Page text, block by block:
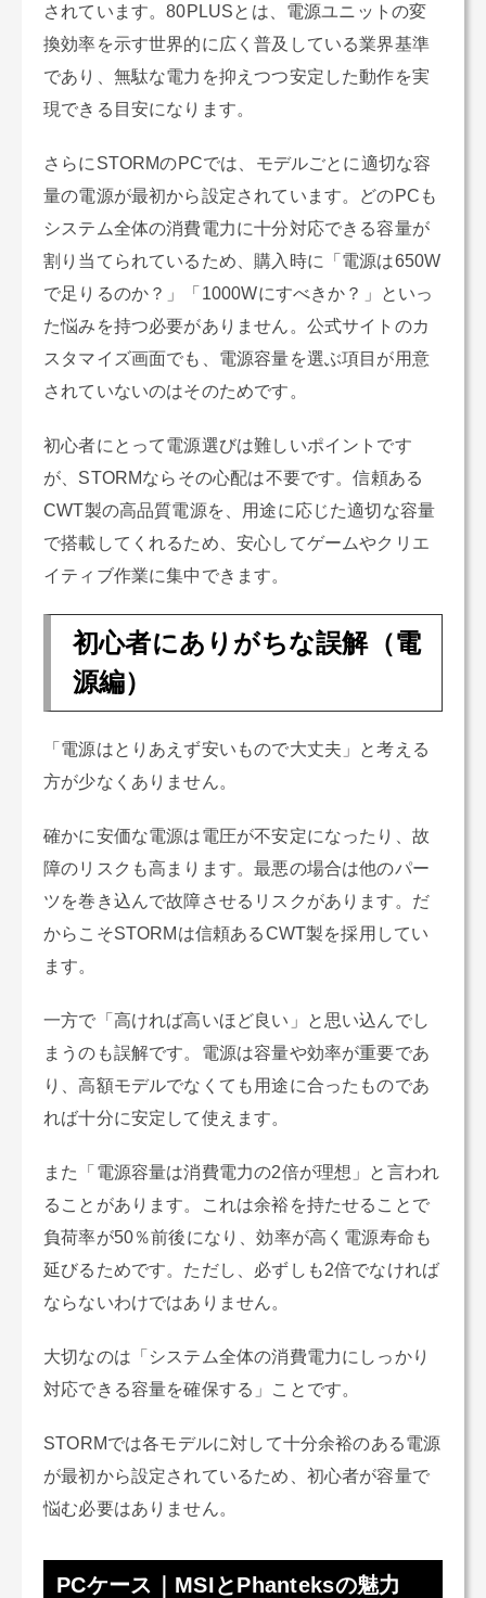
されています。80PLUSとは、電源ユニットの変
換効率を示す世界的に広く普及している業界基準
であり、無駄な電力を抑えつつ安定した動作を実
現できる目安になります。
さらにSTORMのPCでは、モデルごとに適切な容
量の電源が最初から設定されています。どのPCも
システム全体の消費電力に十分対応できる容量が
割り当てられているため、購入時に「電源は650W
で足りるのか？」「1000Wにすべきか？」といっ
た悩みを持つ必要がありません。公式サイトのカ
スタマイズ画面でも、電源容量を選ぶ項目が用意
されていないのはそのためです。
初心者にとって電源選びは難しいポイントです
が、STORMならその心配は不要です。信頼ある
CWT製の高品質電源を、用途に応じた適切な容量
で搭載してくれるため、安心してゲームやクリエ
イティブ作業に集中できます。
初心者にありがちな誤解（電
源編）
「電源はとりあえず安いもので大丈夫」と考える
方が少なくありません。
確かに安価な電源は電圧が不安定になったり、故
障のリスクも高まります。最悪の場合は他のパー
ツを巻き込んで故障させるリスクがあります。だ
からこそSTORMは信頼あるCWT製を採用してい
ます。
一方で「高ければ高いほど良い」と思い込んでし
まうのも誤解です。電源は容量や効率が重要であ
り、高額モデルでなくても用途に合ったものであ
れば十分に安定して使えます。
また「電源容量は消費電力の2倍が理想」と言われ
ることがあります。これは余裕を持たせることで
負荷率が50％前後になり、効率が高く電源寿命も
延びるためです。ただし、必ずしも2倍でなければ
ならないわけではありません。
大切なのは「システム全体の消費電力にしっかり
対応できる容量を確保する」ことです。
STORMでは各モデルに対して十分余裕のある電源
が最初から設定されているため、初心者が容量で
悩む必要はありません。
PCケース｜MSIとPhanteksの魅力